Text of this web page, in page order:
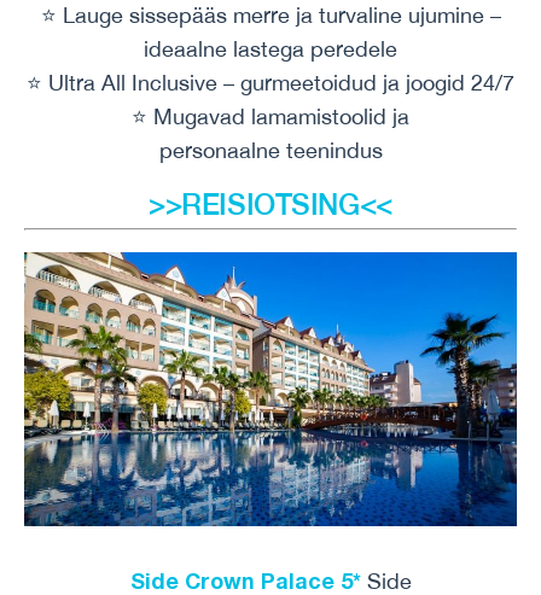
⭐️ Lauge sissepääs merre ja turvaline ujumine –
ideaalne lastega peredele
⭐️ Ultra All Inclusive – gurmeetoidud ja joogid 24/7
⭐️ Mugavad lamamistoolid ja
personaalne teenindus
>>REISIOTSING<<
Side Crown Palace 5*Side